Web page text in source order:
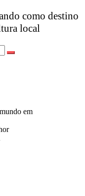
como destino
local
em